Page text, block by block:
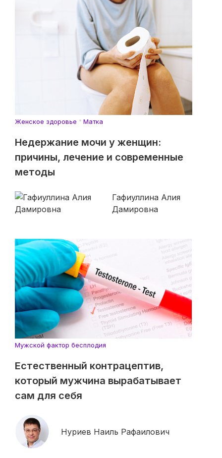
Женское здоровье Матка
Недержание мочи у женщин:
причины, лечение и современные
методы
Гафиуллина Алия
Дамировна
Мужской фактор бесплодия
Естественный контрацептив,
который мужчина вырабатывает
сам для себя
Нуриев Наиль Рафаилович